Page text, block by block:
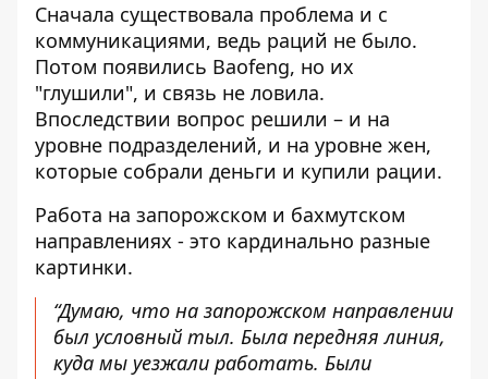
Сначала существовала проблема и с
коммуникациями, ведь раций не было.
Потом появились Baofeng, но их
"глушили", и связь не ловила.
Впоследствии вопрос решили – и на
уровне подразделений, и на уровне жен,
которые собрали деньги и купили рации.
Работа на запорожском и бахмутском
направлениях - это кардинально разные
картинки.
“Думаю, что на запорожском направлении
был условный тыл. Была передняя линия,
куда мы уезжали работать. Были